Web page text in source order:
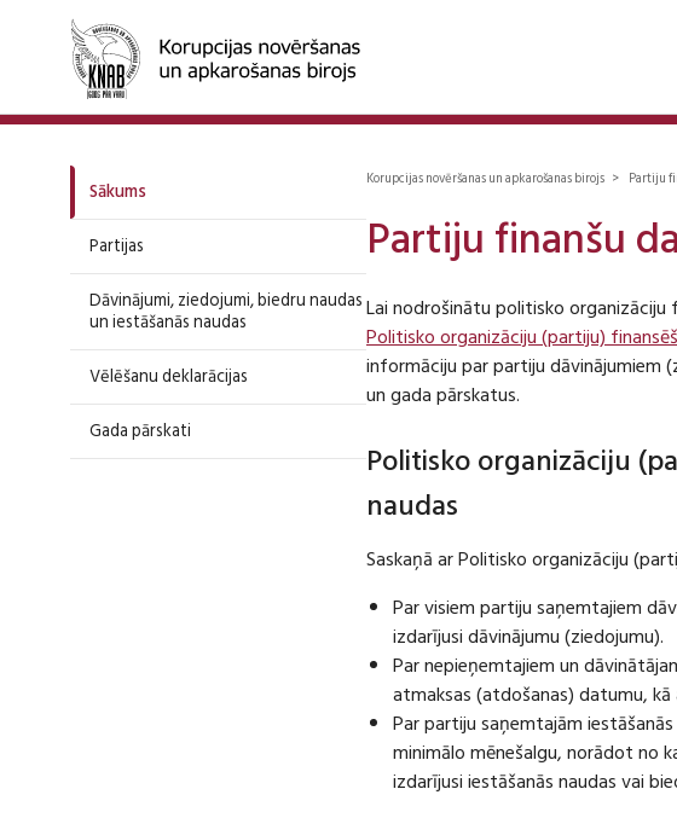
Sākums
Partijas
Dāvinājumi, ziedojumi, biedru naudas
un iestāšanās naudas
Vēlēšanu deklarācijas
Gada pārskati
Korupcijas novēršanas un apkarošanas birojs > Partiju
Partiju finanšu
Lai nodrošinātu politisko
Politisko organizāciju (partiju)
informāciju par partiju dāvinājumiem
un gada pārskatus.
Politisko organizāciju
naudas
Saskaņā ar Politisko organizāciju
Par visiem partiju saņemtajiem
izdarījusi dāvinājumu (ziedojumu).
Par nepieņemtajiem un
atmaksas (atdošanas) datumu,
Par partiju saņemtajām
minimālo mēnešalgu, norādot no
izdarījusi iestāšanās naudas vai